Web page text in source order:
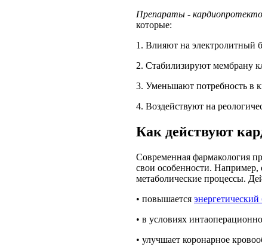
Препараты -
которые:
1. Влияют на электролитный
2. Стабилизируют мембрану
3. Уменьшают потребность в
4. Воздействуют на
Как действуют
Современная фармакология
свои особенности. Например,
метаболические процессы.
• повышается энергетический
• в условиях
• улучшает коронарное